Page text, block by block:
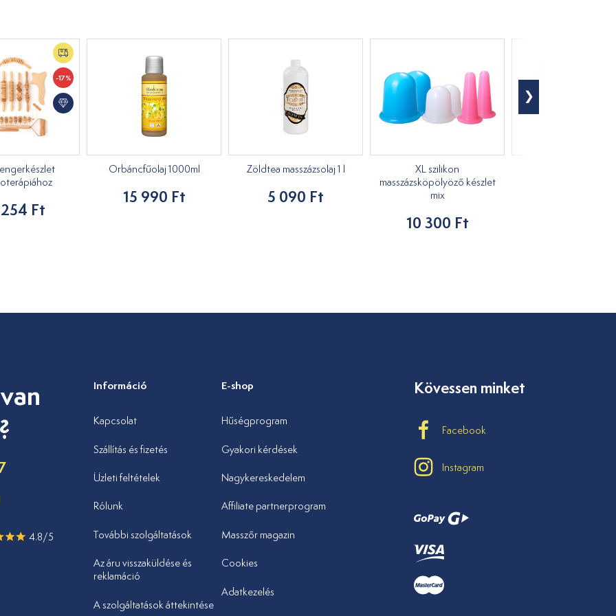
-17%
Ft
Orbáncfűolaj 1000ml
15 990 Ft
Zöldtea masszázsolaj 1 l
5 090 Ft
XL szilikon
masszázsköpölyöző készlet
mix
10 300 Ft
4.8/5
Információ
Kapcsolat
Szállítás és fizetés
Üzleti feltételek
Rólunk
További szolgáltatások
Az áru visszaküldése és
reklamáció
A szolgáltatások áttekintése
E-shop
Hűségprogram
Gyakori kérdések
Nagykereskedelem
Affiliate partnerprogram
Masszőr magazin
Cookies
Adatkezelés
Kövessen minket
Facebook
Instagram